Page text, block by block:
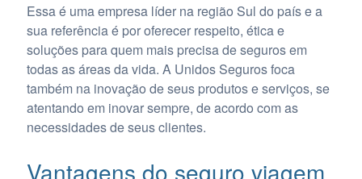
Essa é uma empresa líder na região Sul do país e a
sua referência é por oferecer respeito, ética e
soluções para quem mais precisa de seguros em
todas as áreas da vida. A Unidos Seguros foca
também na inovação de seus produtos e serviços, se
atentando em inovar sempre, de acordo com as
necessidades de seus clientes.
Vantagens do seguro viagem